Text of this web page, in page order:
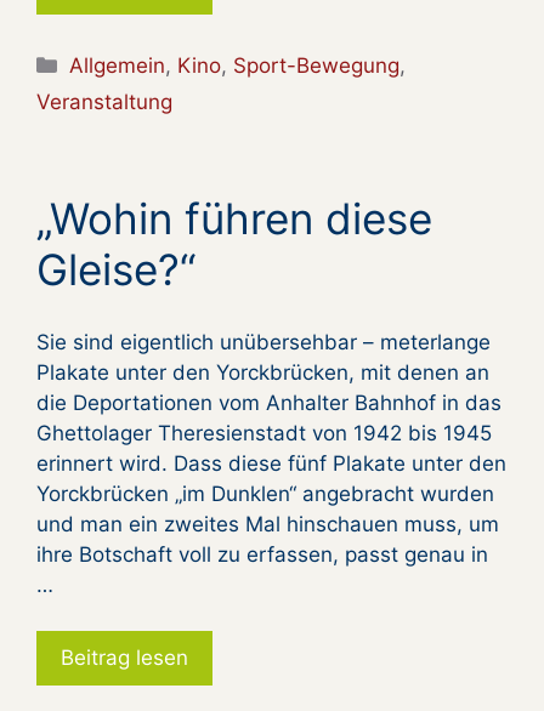
Kategorien
Allgemein, Kino, Sport-Bewegung,
Veranstaltung
„Wohin führen diese
Gleise?“
Sie sind eigentlich unübersehbar – meterlange
Plakate unter den Yorckbrücken, mit denen an
die Deportationen vom Anhalter Bahnhof in das
Ghettolager Theresienstadt von 1942 bis 1945
erinnert wird. Dass diese fünf Plakate unter den
Yorckbrücken „im Dunklen“ angebracht wurden
und man ein zweites Mal hinschauen muss, um
ihre Botschaft voll zu erfassen, passt genau in
…
Beitrag lesen